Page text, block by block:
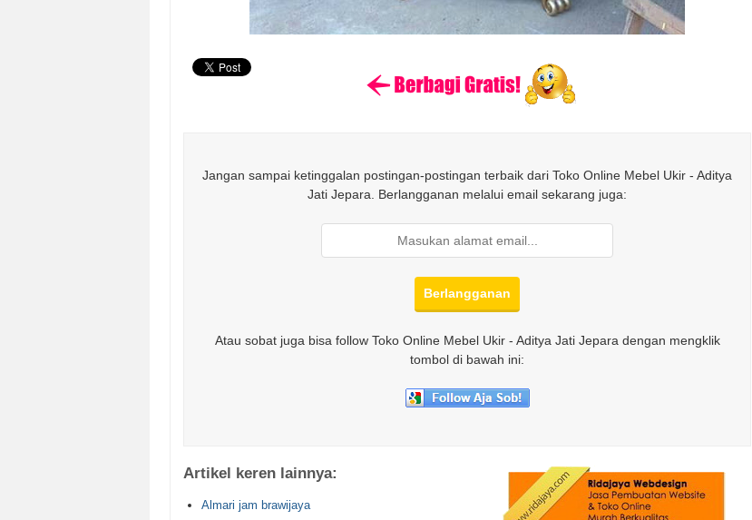
Jangan sampai ketinggalan postingan-postingan terbaik dari Toko Online Mebel Ukir - Aditya
Jati Jepara. Berlangganan melalui email sekarang juga:
Atau sobat juga bisa follow Toko Online Mebel Ukir - Aditya Jati Jepara dengan mengklik
tombol di bawah ini:
Artikel keren lainnya:
Almari jam brawijaya